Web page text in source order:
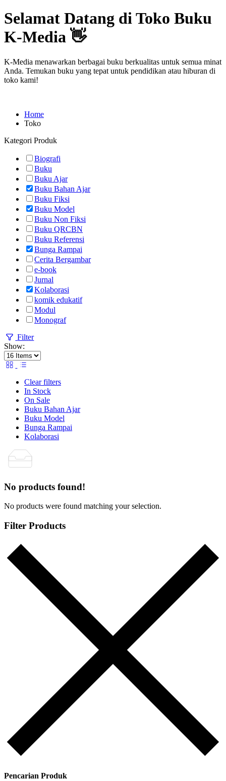
Selamat Datang di Toko Buku
K-Media 👋
K-Media menawarkan berbagai buku berkualitas untuk semua minat
Anda. Temukan buku yang tepat untuk pendidikan atau hiburan di
toko kami!
Home
Toko
Kategori Produk
Biografi
Buku
Buku Ajar
Buku Bahan Ajar
Buku Fiksi
Buku Model
Buku Non Fiksi
Buku QRCBN
Buku Referensi
Bunga Rampai
Cerita Bergambar
e-book
Jurnal
Kolaborasi
komik edukatif
Modul
Monograf
Filter
Show:
Clear filters
In Stock
On Sale
Buku Bahan Ajar
Buku Model
Bunga Rampai
Kolaborasi
No products found!
No products were found matching your selection.
Filter Products
Pencarian Produk